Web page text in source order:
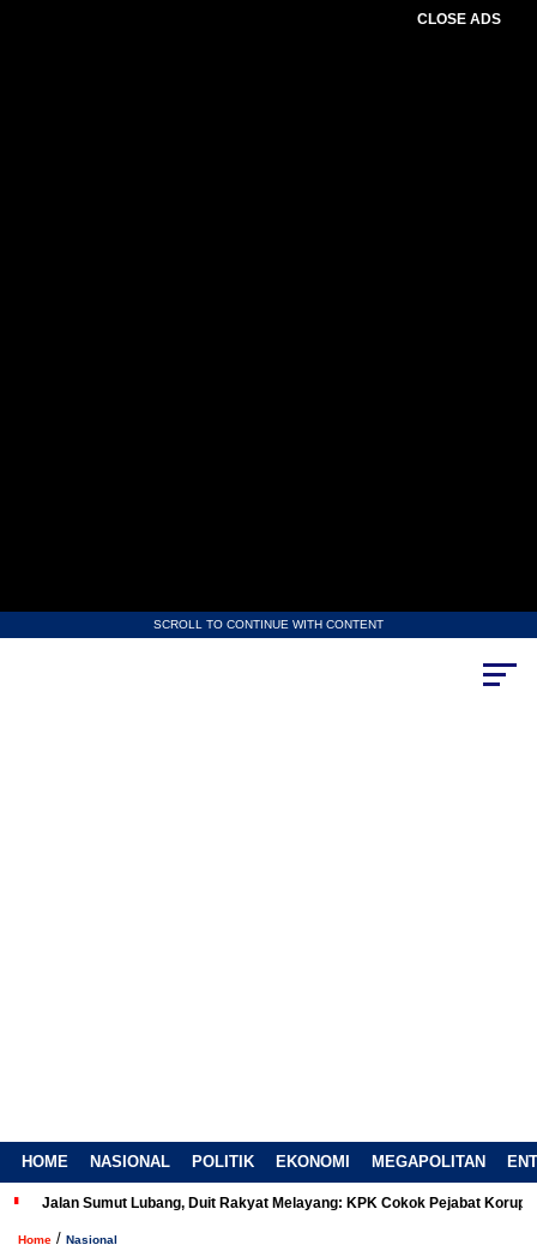
CLOSE ADS
SCROLL TO CONTINUE WITH CONTENT
HOME NASIONAL POLITIK EKONOMI MEGAPOLITAN
Jalan Sumut Lubang, Duit Rakyat Melayang: KPK Cokok Pejabat Korup
Home / Nasional